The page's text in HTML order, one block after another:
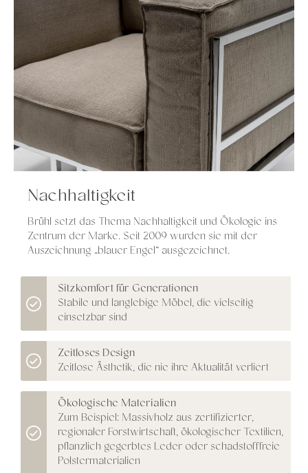
Nachhaltigkeit
Brühl setzt das Thema Nachhaltigkeit und Ökologie ins
Zentrum der Marke. Seit 2009 wurden sie mit der
Auszeichnung „blauer Engel“ ausgezeichnet.
Sitzkomfort für Generationen
Stabile und langlebige Möbel, die vielseitig
einsetzbar sind
Zeitloses Design
Zeitlose Ästhetik, die nie ihre Aktualität verliert
Ökologische Materialien
Zum Beispiel: Massivholz aus zertifizierter,
regionaler Forstwirtschaft, ökologischer Textilien,
pflanzlich gegerbtes Leder oder schadstofffreie
Polstermaterialien